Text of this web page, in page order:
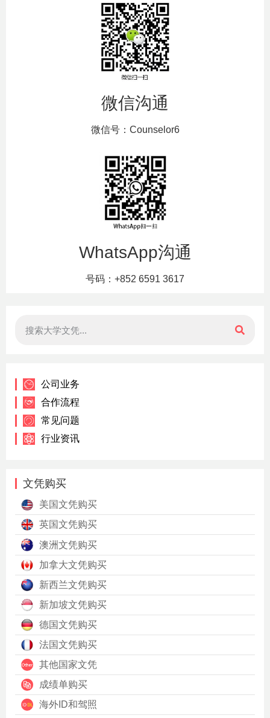
微信沟通
微信号：Counselor6
WhatsApp沟通
号码：+852 6591 3617
公司业务
合作流程
常见问题
行业资讯
文凭购买
美国文凭购买
英国文凭购买
澳洲文凭购买
加拿大文凭购买
新西兰文凭购买
新加坡文凭购买
德国文凭购买
法国文凭购买
其他国家文凭
成绩单购买
海外ID和驾照